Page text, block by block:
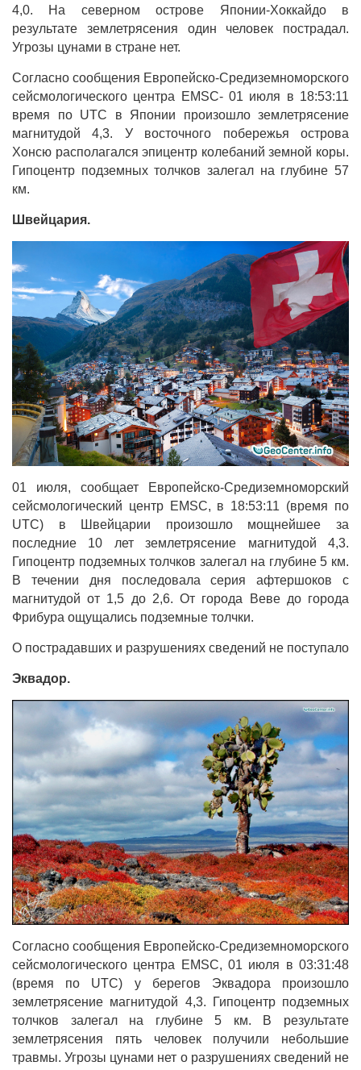
4,0. На северном острове Японии-Хоккайдо в
результате землетрясения один человек пострадал.
Угрозы цунами в стране нет.
Согласно сообщения Европейско-Средиземноморского
сейсмологического центра EMSC- 01 июля в 18:53:11
время по UTC в Японии произошло землетрясение
магнитудой 4,3. У восточного побережья острова
Хонсю располагался эпицентр колебаний земной коры.
Гипоцентр подземных толчков залегал на глубине 57
км.
Швейцария.
01 июля, сообщает Европейско-Средиземноморский
сейсмологический центр EMSC, в 18:53:11 (время по
UTC) в Швейцарии произошло мощнейшее за
последние 10 лет землетрясение магнитудой 4,3.
Гипоцентр подземных толчков залегал на глубине 5 км.
В течении дня последовала серия афтершоков с
магнитудой от 1,5 до 2,6. От города Веве до города
Фрибура ощущались подземные толчки.
О пострадавших и разрушениях сведений не поступало
Эквадор.
Согласно сообщения Европейско-Средиземноморского
сейсмологического центра EMSC, 01 июля в 03:31:48
(время по UTC) у берегов Эквадора произошло
землетрясение магнитудой 4,3. Гипоцентр подземных
толчков залегал на глубине 5 км. В результате
землетрясения пять человек получили небольшие
травмы. Угрозы цунами нет о разрушениях сведений не